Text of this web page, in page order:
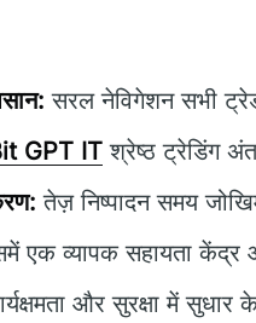
सरल नेविगेशन सभी
GPT IT श्रेष्ठ ट्रेडिंग
तेज़ निष्पादन समय
एक व्यापक सहायता केंद्र
और सुरक्षा में